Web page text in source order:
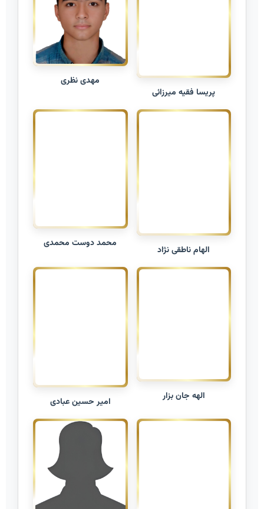
پریسا فقیه میرزائی
مهدی نظری
الهام ناطقی نژاد
محمد دوست محمدی
الهه جان بزار امیر حسین عبادی